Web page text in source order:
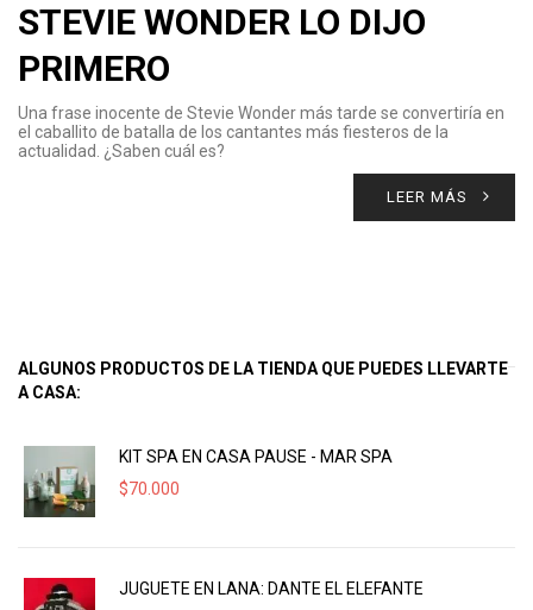
STEVIE WONDER LO DIJO
PRIMERO
Una frase inocente de Stevie Wonder más tarde se convertiría en
el caballito de batalla de los cantantes más fiesteros de la
actualidad. ¿Saben cuál es?
LEER MÁS
ALGUNOS PRODUCTOS DE LA TIENDA QUE PUEDES LLEVARTE
A CASA:
KIT SPA EN CASA PAUSE - MAR SPA
$70.000
JUGUETE EN LANA: DANTE EL ELEFANTE